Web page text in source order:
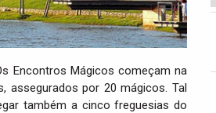
Encontros Mágicos começam na
assegurados por 20 mágicos. Tal
também a cinco freguesias do